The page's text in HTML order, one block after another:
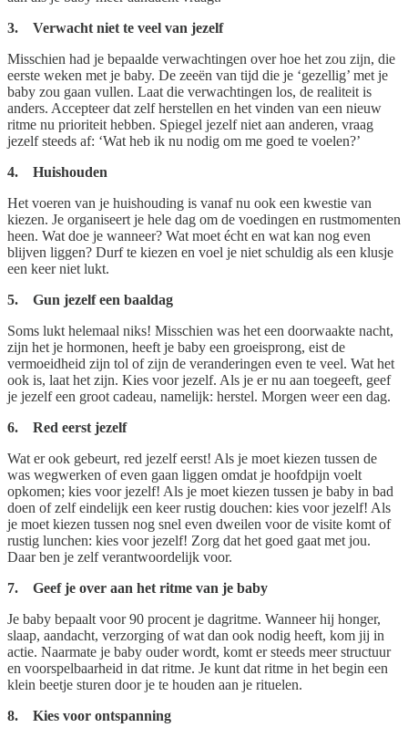
3. Verwacht niet te veel van jezelf
Misschien had je bepaalde verwachtingen over hoe het zou zijn, die
eerste weken met je baby. De zeeën van tijd die je ‘gezellig’ met je
baby zou gaan vullen. Laat die verwachtingen los, de realiteit is
anders. Accepteer dat zelf herstellen en het vinden van een nieuw
ritme nu prioriteit hebben. Spiegel jezelf niet aan anderen, vraag
jezelf steeds af: ‘Wat heb ik nu nodig om me goed te voelen?’
4. Huishouden
Het voeren van je huishouding is vanaf nu ook een kwestie van
kiezen. Je organiseert je hele dag om de voedingen en rustmomenten
heen. Wat doe je wanneer? Wat moet écht en wat kan nog even
blijven liggen? Durf te kiezen en voel je niet schuldig als een klusje
een keer niet lukt.
5. Gun jezelf een baaldag
Soms lukt helemaal niks! Misschien was het een doorwaakte nacht,
zijn het je hormonen, heeft je baby een groeisprong, eist de
vermoeidheid zijn tol of zijn de veranderingen even te veel. Wat het
ook is, laat het zijn. Kies voor jezelf. Als je er nu aan toegeeft, geef
je jezelf een groot cadeau, namelijk: herstel. Morgen weer een dag.
6. Red eerst jezelf
Wat er ook gebeurt, red jezelf eerst! Als je moet kiezen tussen de
was wegwerken of even gaan liggen omdat je hoofdpijn voelt
opkomen; kies voor jezelf! Als je moet kiezen tussen je baby in bad
doen of zelf eindelijk een keer rustig douchen: kies voor jezelf! Als
je moet kiezen tussen nog snel even dweilen voor de visite komt of
rustig lunchen: kies voor jezelf! Zorg dat het goed gaat met jou.
Daar ben je zelf verantwoordelijk voor.
7. Geef je over aan het ritme van je baby
Je baby bepaalt voor 90 procent je dagritme. Wanneer hij honger,
slaap, aandacht, verzorging of wat dan ook nodig heeft, kom jij in
actie. Naarmate je baby ouder wordt, komt er steeds meer structuur
en voorspelbaarheid in dat ritme. Je kunt dat ritme in het begin een
klein beetje sturen door je te houden aan je rituelen.
8. Kies voor ontspanning